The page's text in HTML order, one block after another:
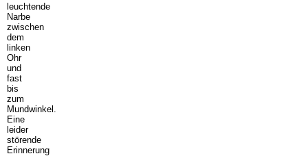
leuchtende
Narbe
zwischen
dem
linken
Ohr
und
fast
bis
zum
Mundwinkel.
Eine
leider
störende
Erinnerung